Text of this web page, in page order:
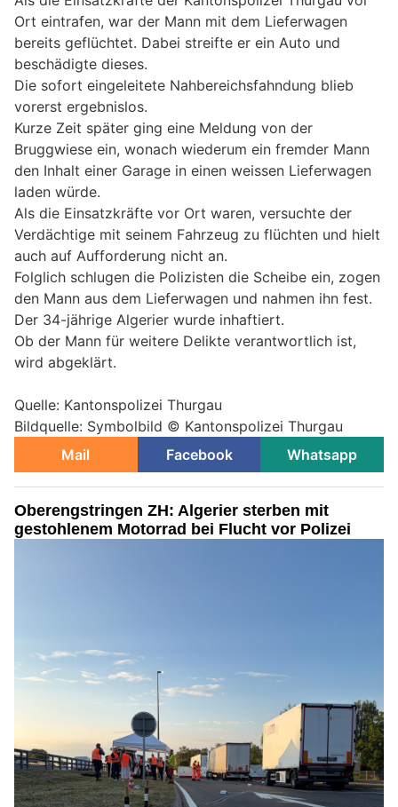
Ort eintrafen, war der Mann mit dem Lieferwagen
bereits geflüchtet. Dabei streifte er ein Auto und
beschädigte dieses.
Die sofort eingeleitete Nahbereichsfahndung blieb
vorerst ergebnislos.
Kurze Zeit später ging eine Meldung von der
Bruggwiese ein, wonach wiederum ein fremder Mann
den Inhalt einer Garage in einen weissen Lieferwagen
laden würde.
Als die Einsatzkräfte vor Ort waren, versuchte der
Verdächtige mit seinem Fahrzeug zu flüchten und hielt
auch auf Aufforderung nicht an.
Folglich schlugen die Polizisten die Scheibe ein, zogen
den Mann aus dem Lieferwagen und nahmen ihn fest.
Der 34-jährige Algerier wurde inhaftiert.
Ob der Mann für weitere Delikte verantwortlich ist,
wird abgeklärt.
Quelle: Kantonspolizei Thurgau
Bildquelle: Symbolbild © Kantonspolizei Thurgau
Mail
Facebook Whatsapp
Oberengstringen ZH: Algerier sterben mit
gestohlenem Motorrad bei Flucht vor Polizei